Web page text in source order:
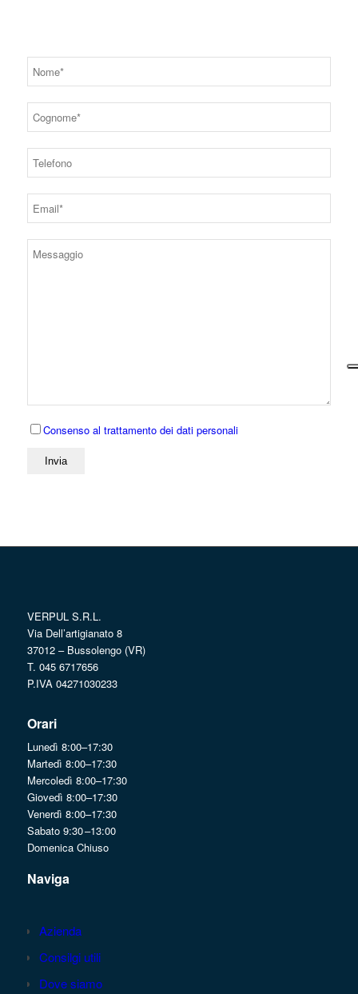
Consenso al trattamento dei dati personali
VERPUL S.R.L.
Via Dell’artigianato 8
37012 – Bussolengo (VR)
T. 045 6717656
P.IVA 04271030233
Orari
Lunedì 8:00–17:30
Martedì 8:00–17:30
Mercoledì 8:00–17:30
Giovedì 8:00–17:30
Venerdì 8:00–17:30
Sabato 9:30 –13:00
Domenica Chiuso
Naviga
Azienda
Consilgi utili
Dove siamo